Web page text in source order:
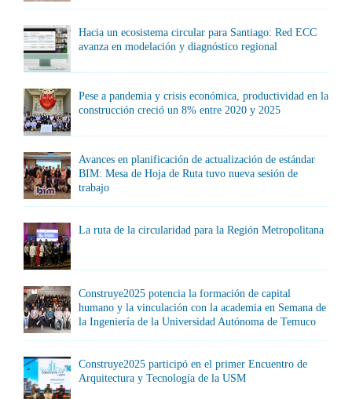
Hacia un ecosistema circular para Santiago: Red ECC
avanza en modelación y diagnóstico regional
Pese a pandemia y crisis económica, productividad en la
construcción creció un 8% entre 2020 y 2025
Avances en planificación de actualización de estándar
BIM: Mesa de Hoja de Ruta tuvo nueva sesión de
trabajo
La ruta de la circularidad para la Región Metropolitana
Construye2025 potencia la formación de capital
humano y la vinculación con la academia en Semana de
la Ingeniería de la Universidad Autónoma de Temuco
Construye2025 participó en el primer Encuentro de
Arquitectura y Tecnología de la USM